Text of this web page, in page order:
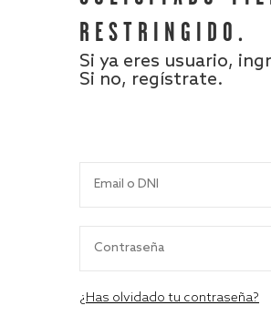
RESTRINGIDO.
Si ya eres usuario,
Si no, regístrate.
¿Has olvidado tu contraseña?